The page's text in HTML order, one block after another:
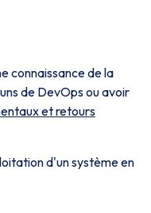
connaissance de la
de DevOps ou avoir
et retours
d'un système en